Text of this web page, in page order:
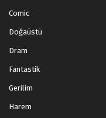
Comic
Doğaüstü
Dram
Fantastik
Gerilim
Harem